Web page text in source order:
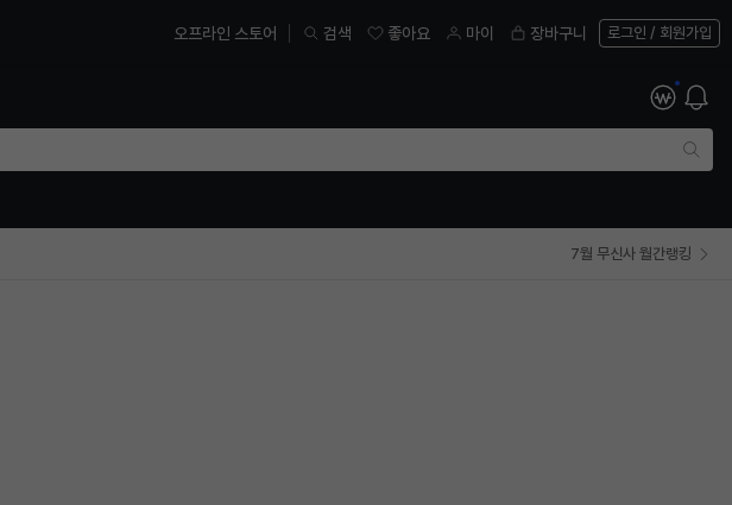
오프라인 스토어 검색 좋아요 마이 장바구니
7월 무신사 월간랭킹